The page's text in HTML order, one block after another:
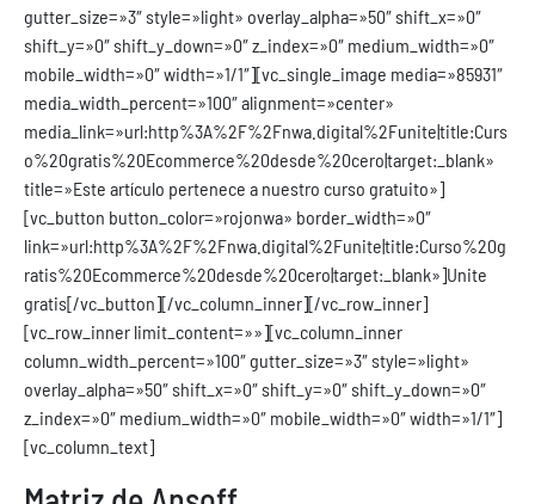
gutter_size=»3″ style=»light» overlay_alpha=»50″ shift_x=»0″
shift_y=»0″ shift_y_down=»0″ z_index=»0″ medium_width=»0″
mobile_width=»0″ width=»1/1″][vc_single_image media=»85931″
media_width_percent=»100″ alignment=»center»
media_link=»url:http%3A%2F%2Fnwa.digital%2Funite|title:Curs
o%20gratis%20Ecommerce%20desde%20cero|target:_blank»
title=»Este artículo pertenece a nuestro curso gratuito»]
[vc_button button_color=»rojonwa» border_width=»0″
link=»url:http%3A%2F%2Fnwa.digital%2Funite|title:Curso%20g
ratis%20Ecommerce%20desde%20cero|target:_blank»]Unite
gratis[/vc_button][/vc_column_inner][/vc_row_inner]
[vc_row_inner limit_content=»»][vc_column_inner
column_width_percent=»100″ gutter_size=»3″ style=»light»
overlay_alpha=»50″ shift_x=»0″ shift_y=»0″ shift_y_down=»0″
z_index=»0″ medium_width=»0″ mobile_width=»0″ width=»1/1″]
[vc_column_text]